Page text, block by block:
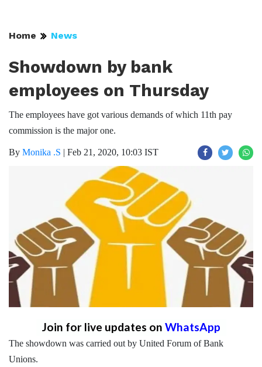
Home News
Showdown by bank
employees on Thursday
The employees have got various demands of which 11th pay
commission is the major one.
By Monika .S | Feb 21, 2020, 10:03 IST
Join for live updates on WhatsApp
The showdown was carried out by United Forum of Bank
Unions.